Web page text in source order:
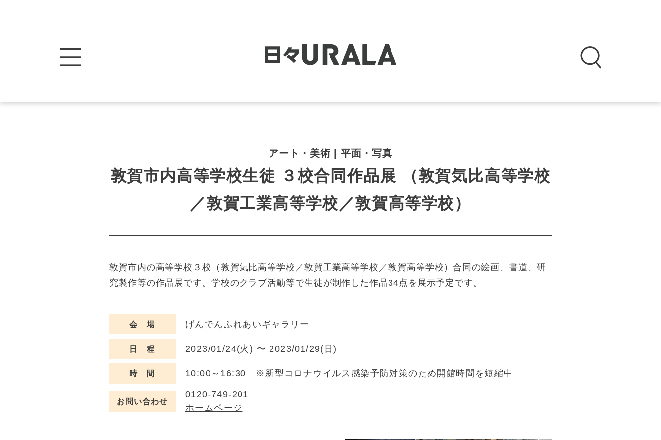
アート・美術 | 平面・写真
敦賀市内高等学校生徒 ３校合同作品展 （敦賀気比高等学校
／敦賀工業高等学校／敦賀高等学校）
敦賀市内の高等学校３校（敦賀気比高等学校／敦賀工業高等学校／敦賀高等学校）合同の絵画、書道、研
究製作等の作品展です。学校のクラブ活動等で生徒が制作した作品34点を展示予定です。
会 場 げんでんふれあいギャラリー
日 程 2023/01/24(火) 〜 2023/01/29(日)
時 間 10:00～16:30 ※新型コロナウイルス感染予防対策のため開館時間を短縮中
お問い合わせ
0120-749-201
ホームページ